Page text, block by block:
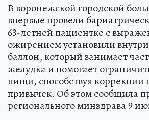
В воронежской городской
впервые провели
63-летней пациентке с
ожирением установили
баллон, который занимает
желудка и помогает
пищи, способствуя
привычек. Об этом сообщила
регионального минздрава 9